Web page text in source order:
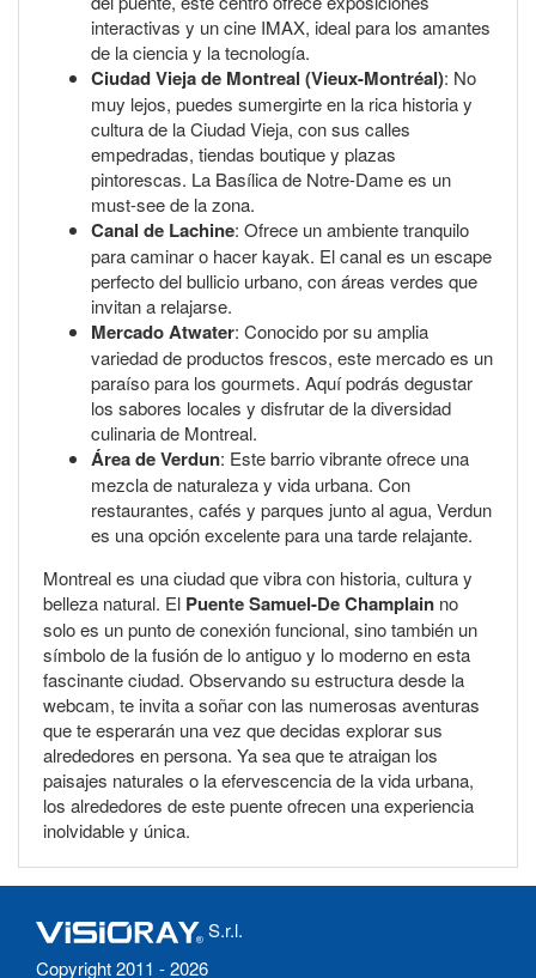
interactivas y un cine IMAX, ideal para los amantes
de la ciencia y la tecnología.
Ciudad Vieja de Montreal (Vieux-Montréal): No
muy lejos, puedes sumergirte en la rica historia y
cultura de la Ciudad Vieja, con sus calles
empedradas, tiendas boutique y plazas
pintorescas. La Basílica de Notre-Dame es un
must-see de la zona.
Canal de Lachine: Ofrece un ambiente tranquilo
para caminar o hacer kayak. El canal es un escape
perfecto del bullicio urbano, con áreas verdes que
invitan a relajarse.
Mercado Atwater: Conocido por su amplia
variedad de productos frescos, este mercado es un
paraíso para los gourmets. Aquí podrás degustar
los sabores locales y disfrutar de la diversidad
culinaria de Montreal.
Área de Verdun: Este barrio vibrante ofrece una
mezcla de naturaleza y vida urbana. Con
restaurantes, cafés y parques junto al agua, Verdun
es una opción excelente para una tarde relajante.
Montreal es una ciudad que vibra con historia, cultura y
belleza natural. El Puente Samuel-De Champlain no
solo es un punto de conexión funcional, sino también un
símbolo de la fusión de lo antiguo y lo moderno en esta
fascinante ciudad. Observando su estructura desde la
webcam, te invita a soñar con las numerosas aventuras
que te esperarán una vez que decidas explorar sus
alrededores en persona. Ya sea que te atraigan los
paisajes naturales o la efervescencia de la vida urbana,
los alrededores de este puente ofrecen una experiencia
inolvidable y única.
S.r.l.
Copyright 2011 - 2026